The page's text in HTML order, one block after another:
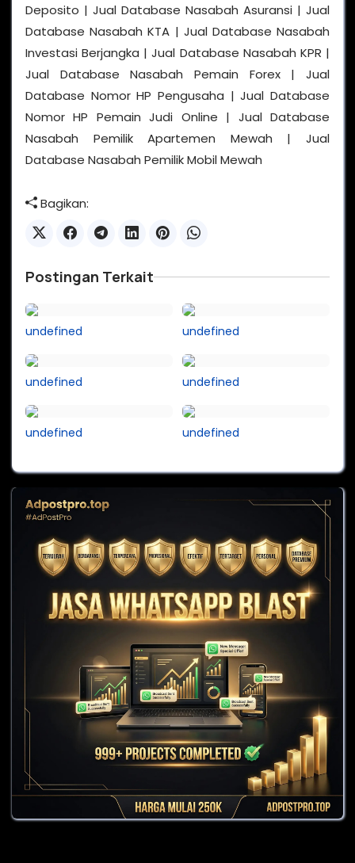
Deposito | Jual Database Nasabah Asuransi | Jual
Database Nasabah KTA | Jual Database Nasabah
Investasi Berjangka | Jual Database Nasabah KPR |
Jual Database Nasabah Pemain Forex | Jual
Database Nomor HP Pengusaha | Jual Database
Nomor HP Pemain Judi Online | Jual Database
Nasabah Pemilik Apartemen Mewah | Jual
Database Nasabah Pemilik Mobil Mewah
Bagikan:
Postingan Terkait
undefined undefined
undefined undefined
undefined undefined